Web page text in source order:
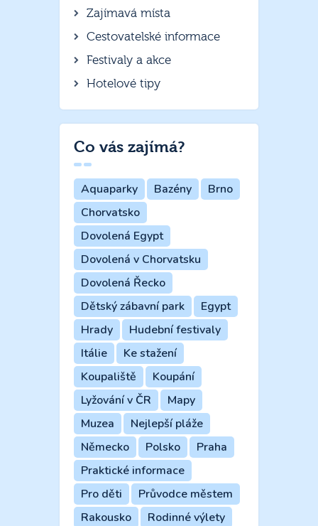
Zajímavá místa
Cestovatelské informace
Festivaly a akce
Hotelové tipy
Co vás zajímá?
Aquaparky Bazény
Brno
Chorvatsko
Dovolená Egypt
Dovolená v Chorvatsku
Dovolená Řecko
Dětský zábavní park
Egypt
Hrady
Hudební festivaly
Itálie
Ke stažení
Koupaliště
Koupání
Lyžování v ČR
Mapy
Muzea
Nejlepší pláže
Německo
Polsko
Praha
Praktické informace
Pro děti
Průvodce městem
Rakousko
Rodinné výlety